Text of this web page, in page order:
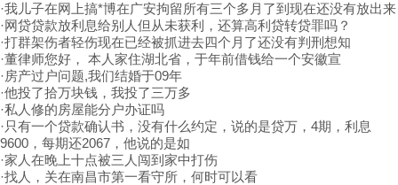
·我儿子在网上搞*博在广安拘留所有三个多月了到现在还没有放出来
·网贷贷款放利息给别人但从未获利，还算高利贷转贷罪吗？
·打群架伤者轻伤现在已经被抓进去四个月了还没有判刑想知
·董律师您好， 本人家住湖北省，于年前借钱给一个安徽宣
·房产过户问题,我们结婚于09年
·他投了拾万块钱，我投了三万多
·私人修的房屋能分户办证吗
·只有一个贷款确认书，没有什么约定，说的是贷万，4期，利息
9600，每期还2067，他说的是如
·家人在晚上十点被三人闯到家中打伤
·找人，关在南昌市第一看守所，何时可以看